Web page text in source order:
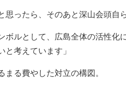
思ったら、そのあと深山会頭自
ボルとして、広島全体の活性
考えています」
まる費やした対立の構図。